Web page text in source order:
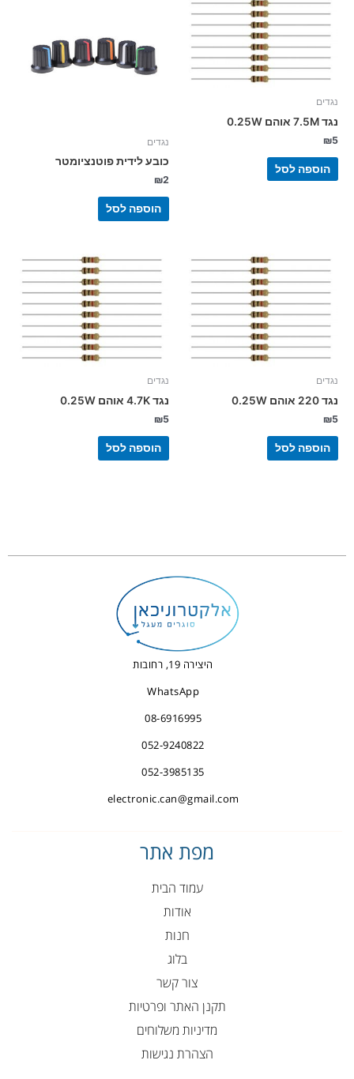
נגדים
נגד 7.5M אוהם 0.25W
₪5
הוספה לסל
נגדים
כובע לידית פוטנציומטר
₪2
הוספה לסל
נגדים
נגד 220 אוהם 0.25W
₪5
הוספה לסל
נגדים
נגד 4.7K אוהם 0.25W
₪5
הוספה לסל
היצירה 19, רחובות
WhatsApp
08-6916995
052-9240822
052-3985135
electronic.can@gmail.com
מפת אתר
עמוד הבית
אודות
חנות
בלוג
צור קשר
תקנן האתר ופרטיות
מדיניות משלוחים
הצהרת נגישות